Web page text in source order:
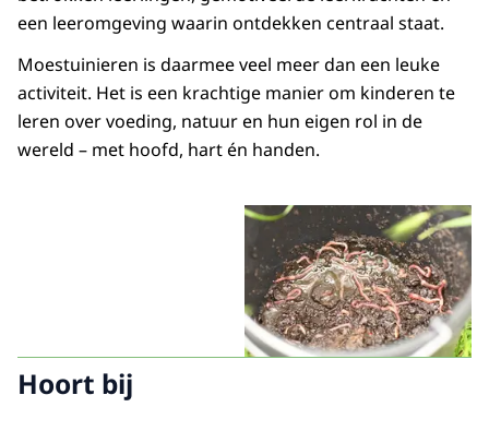
een leeromgeving waarin ontdekken centraal staat.
Moestuinieren is daarmee veel meer dan een leuke
activiteit. Het is een krachtige manier om kinderen te
leren over voeding, natuur en hun eigen rol in de
wereld – met hoofd, hart én handen.
Hoort bij